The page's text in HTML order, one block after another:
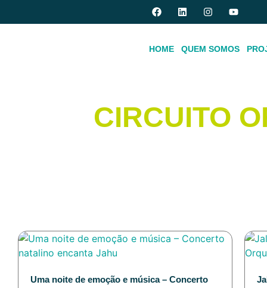
HOME QUEM SOMOS
CIRCUITO
Uma noite de emoção e música – Concerto